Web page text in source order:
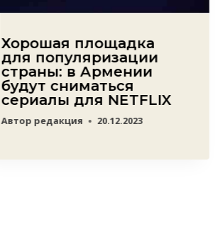
Хорошая площадка
для популяризации
страны: в Армении
будут сниматься
сериалы для NETFLIX
Автор редакция 20.12.2023